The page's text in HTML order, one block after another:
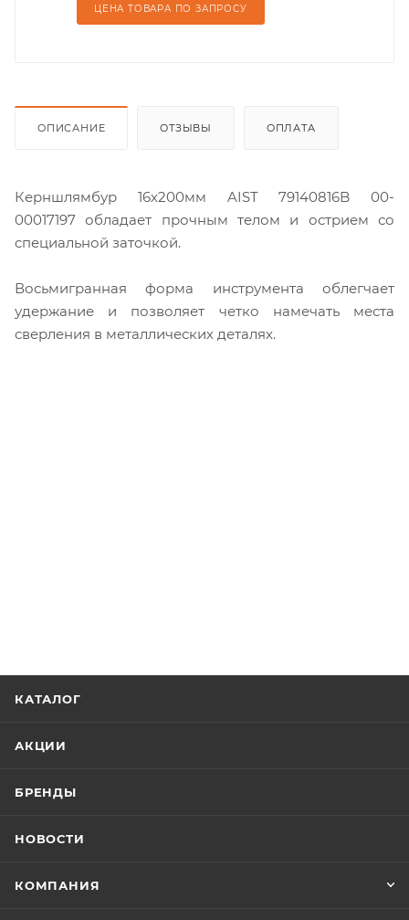
ЦЕНА ТОВАРА ПО ЗАПРОСУ
ОПИСАНИЕ ОТЗЫВЫ ОПЛАТА
Керншлямбур 16х200мм AIST 79140816B 00-
00017197 обладает прочным телом и острием со
специальной заточкой.
Восьмигранная форма инструмента облегчает
удержание и позволяет четко намечать места
сверления в металлических деталях.
КАТАЛОГ
АКЦИИ
БРЕНДЫ
НОВОСТИ
КОМПАНИЯ